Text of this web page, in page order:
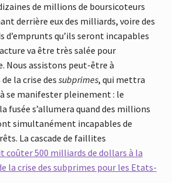
de millions de boursicoteurs
derrière eux des milliards, voire des
d’emprunts qu’ils seront incapables
va être très salée pour
Nous assistons peut-être à
la crise des subprimes, qui mettra
se manifester pleinement : le
fusée s’allumera quand des millions
simultanément incapables de
La cascade de faillites
coûter 500 milliards de dollars à la
la crise des subprimes pour les Etats-